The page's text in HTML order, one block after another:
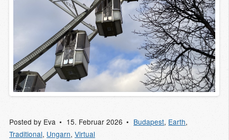
Posted by Eva 15. Februar 2026 Budapest, Earth,
Traditional, Ungarn, Virtual